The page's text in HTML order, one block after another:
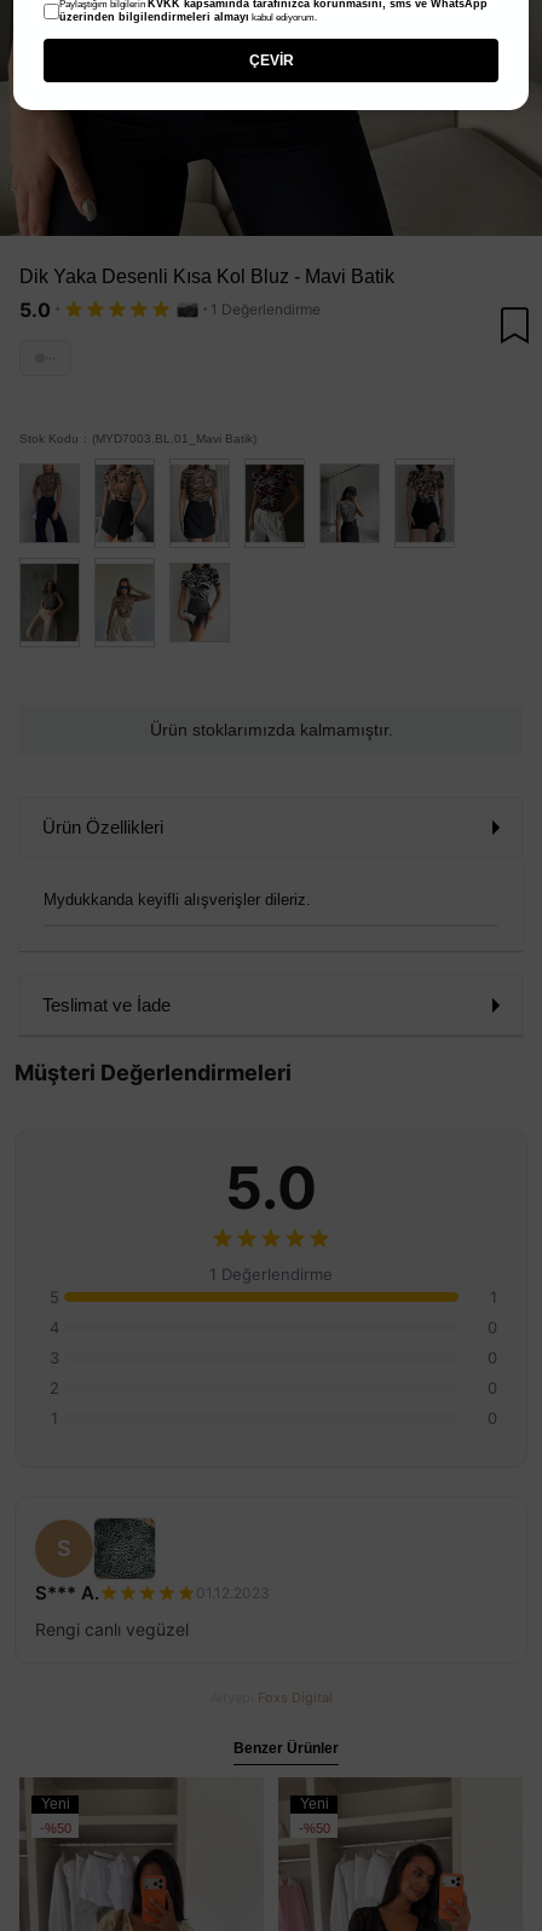
Dik Yaka Desenli Kısa Kol Bluz - Mavi Batik
5.0 · · 1 Değerlendirme
Stok Kodu (MYD7003.BL.01_Mavi Batik)
Ürün stoklarımızda kalmamıştır.
Ürün Özellikleri
Mydukkanda keyifli alışverişler dileriz.
Teslimat ve İade
Müşteri Değerlendirmeleri
5.0
1 Değerlendirme
5
1
4
0
3
0
2
0
1
0
S
S*** A. 01.12.2023
Rengi canlı vegüzel
Foxs Digital
Benzer Ürünler
Yeni
Ürün
%50
Yeni
Ürün
%50
Paylaştığım bilgilerin KVKK kapsamında tarafınızca korunmasını, sms ve WhatsApp
üzerinden bilgilendirmeleri almayı kabul ediyorum.
ÇEVİR